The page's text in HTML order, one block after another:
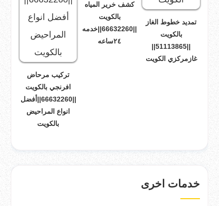
تمديد خطوط الغاز
بالكويت
||51113865||
غازمركزي الكويت
كشف خرير المياه
بالكويت
||66632260||خدمه
٢٤ساعه
تركيب مرحاض
افرنجي بالكويت
||66632260||أفضل
انواع المراحيض
بالكويت
خدمات اخرى